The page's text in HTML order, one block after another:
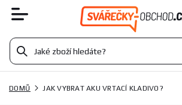
DOMŮ JAK VYBRAT AKU VRTACÍ KLADIVO?